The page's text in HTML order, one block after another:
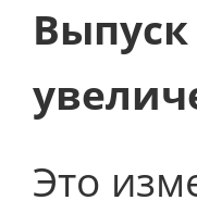
Это